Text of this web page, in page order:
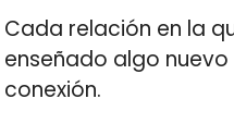
Cada relación en la
enseñado algo
conexión.